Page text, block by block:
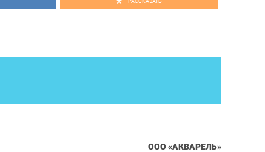
РАССКАЗАТЬ
ООО «АКВАРЕЛЬ»